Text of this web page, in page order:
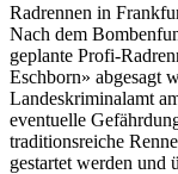
Radrennen in
Nach dem
geplante Profi-
Eschborn» abgesagt
Landeskriminalamt
eventuelle
traditionsreiche
gestartet werden und